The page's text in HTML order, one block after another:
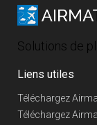
Solutions de
Liens utiles
Téléchargez
Téléchargez